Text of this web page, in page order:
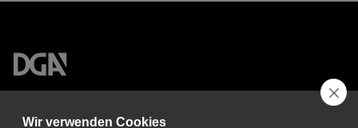
Wir verwenden Cookies